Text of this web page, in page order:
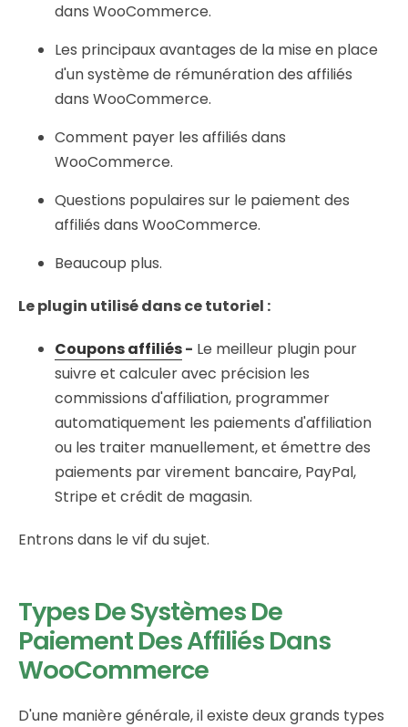
dans WooCommerce.
Les principaux avantages de la mise en place
d'un système de rémunération des affiliés
dans WooCommerce.
Comment payer les affiliés dans
WooCommerce.
Questions populaires sur le paiement des
affiliés dans WooCommerce.
Beaucoup plus.
Le plugin utilisé dans ce tutoriel :
Coupons affiliés- Le meilleur plugin pour
suivre et calculer avec précision les
commissions d'affiliation, programmer
automatiquement les paiements d'affiliation
ou les traiter manuellement, et émettre des
paiements par virement bancaire, PayPal,
Stripe et crédit de magasin.
Entrons dans le vif du sujet.
Types De Systèmes De
Paiement Des Affiliés Dans
WooCommerce
D'une manière générale, il existe deux grands types